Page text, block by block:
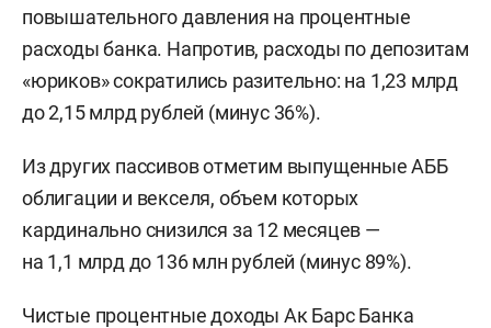
повышательного давления на процентные
расходы банка. Напротив, расходы по депозитам
«юриков» сократились разительно: на 1,23 млрд
до 2,15 млрд рублей (минус 36%).
Из других пассивов отметим выпущенные АББ
облигации и векселя, объем которых
кардинально снизился за 12 месяцев —
на 1,1 млрд до 136 млн рублей (минус 89%).
Чистые процентные доходы Ак Барс Банка